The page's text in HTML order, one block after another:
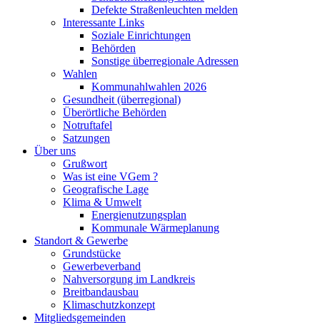
Defekte Straßenleuchten melden
Interessante Links
Soziale Einrichtungen
Behörden
Sonstige überregionale Adressen
Wahlen
Kommunahlwahlen 2026
Gesundheit (überregional)
Überörtliche Behörden
Notruftafel
Satzungen
Über uns
Grußwort
Was ist eine VGem ?
Geografische Lage
Klima & Umwelt
Energienutzungsplan
Kommunale Wärmeplanung
Standort & Gewerbe
Grundstücke
Gewerbeverband
Nahversorgung im Landkreis
Breitbandausbau
Klimaschutzkonzept
Mitgliedsgemeinden